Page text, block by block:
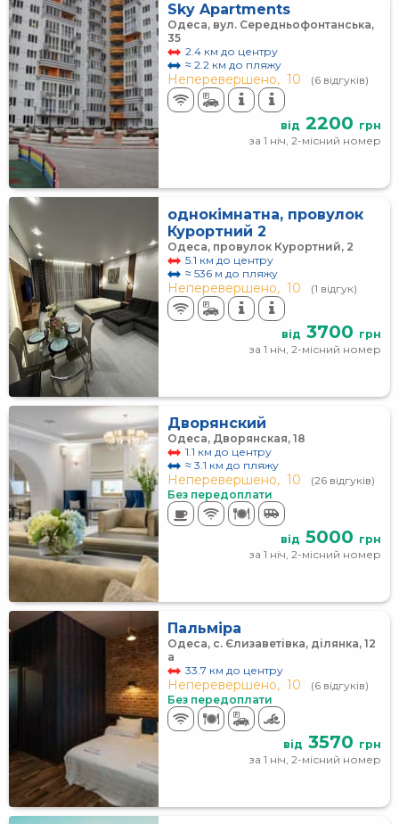
Sky Apartments
Одеса, вул. Середньофонтанська,
35
2.4 км до центру
≈ 2.2 км до пляжу
Неперевершено, 10 (6 відгуків)
від 2200 грн
за 1 ніч, 2-місний номер
однокімнатна, провулок
Курортний 2
Одеса, провулок Курортний, 2
5.1 км до центру
≈ 536 м до пляжу
Неперевершено, 10 (1 відгук)
від 3700 грн
за 1 ніч, 2-місний номер
Дворянский
Одеса, Дворянская, 18
1.1 км до центру
≈ 3.1 км до пляжу
Неперевершено, 10
(26 відгуків)
Без передоплати
від 5000 грн
за 1 ніч, 2-місний номер
Пальміра
Одеса, с. Єлизаветівка, ділянка, 12
а
33.7 км до центру
Неперевершено, 10
(6 відгуків)
Без передоплати
від 3570 грн
за 1 ніч, 2-місний номер